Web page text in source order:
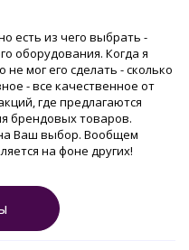
есть из чего выбрать -
оборудования. Когда я
мог его сделать - сколько
- все качественное от
где предлагаются
брендовых товаров.
Ваш выбор. Вообщем
на фоне других!